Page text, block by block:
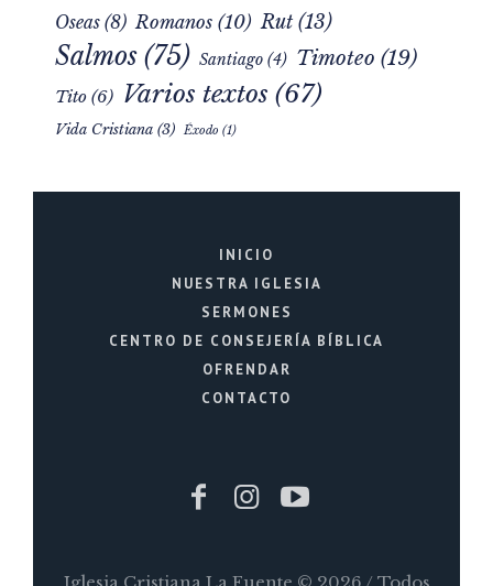
Oseas (8) Romanos (10) Rut(13)
Salmos (75) Santiago (4) Timoteo (19)
Tito (6) Varios textos (67)
Vida Cristiana (3) Éxodo (1)
INICIO
NUESTRA IGLESIA
SERMONES
CENTRO DE CONSEJERÍA BÍBLICA
OFRENDAR
CONTACTO